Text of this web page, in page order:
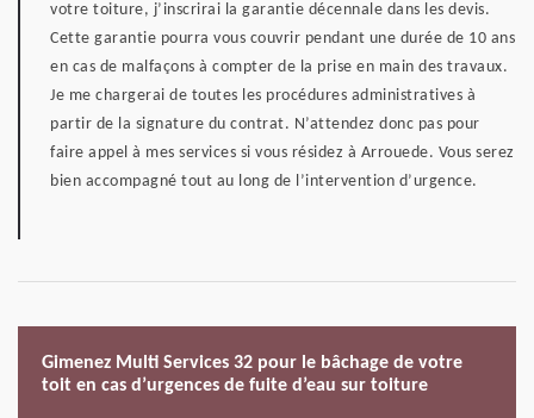
votre toiture, j’inscrirai la garantie décennale dans les devis.
Cette garantie pourra vous couvrir pendant une durée de 10 ans
en cas de malfaçons à compter de la prise en main des travaux.
Je me chargerai de toutes les procédures administratives à
partir de la signature du contrat. N’attendez donc pas pour
faire appel à mes services si vous résidez à Arrouede. Vous serez
bien accompagné tout au long de l’intervention d’urgence.
Gimenez Multi Services 32 pour le bâchage de votre
toit en cas d’urgences de fuite d’eau sur toiture